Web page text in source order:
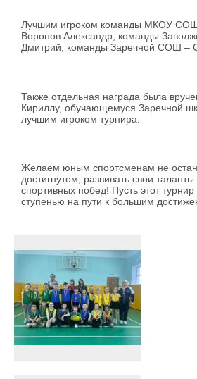
Лучшим игроком команды МКОУ
Воронов Александр, команды
Дмитрий, команды Заречной СОШ –
Также отдельная награда была
Кириллу, обучающемуся Заречной
лучшим игроком турнира.
Желаем юным спортсменам не
достигнутом, развивать свои
спортивных побед! Пусть этот
ступенью на пути к большим